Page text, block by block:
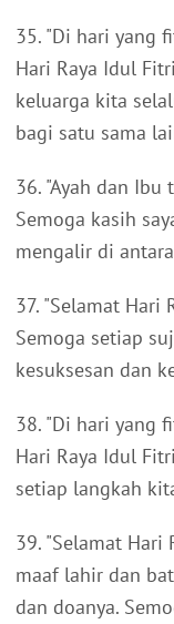
35. "Di hari yang
Hari Raya Idul
keluarga kita
bagi satu sama
36. "Ayah dan
Semoga kasih
mengalir di
37. "Selamat Hari
Semoga setiap
kesuksesan dan
38. "Di hari yang
Hari Raya Idul
setiap langkah
39. "Selamat Hari
maaf lahir dan
dan doanya.